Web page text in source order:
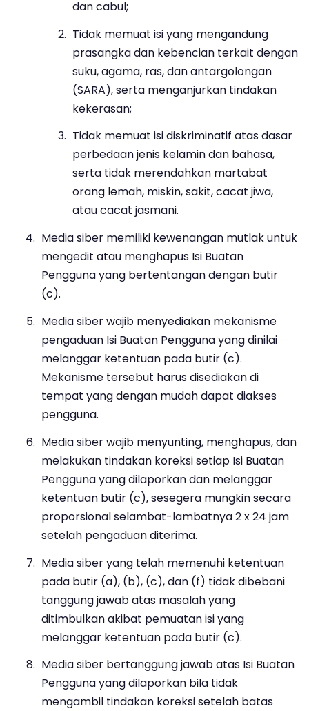
dan cabul;
Tidak memuat isi yang mengandung
prasangka dan kebencian terkait dengan
suku, agama, ras, dan antargolongan
(SARA), serta menganjurkan tindakan
kekerasan;
Tidak memuat isi diskriminatif atas dasar
perbedaan jenis kelamin dan bahasa,
serta tidak merendahkan martabat
orang lemah, miskin, sakit, cacat jiwa,
atau cacat jasmani.
Media siber memiliki kewenangan mutlak untuk
mengedit atau menghapus Isi Buatan
Pengguna yang bertentangan dengan butir
(c).
Media siber wajib menyediakan mekanisme
pengaduan Isi Buatan Pengguna yang dinilai
melanggar ketentuan pada butir (c).
Mekanisme tersebut harus disediakan di
tempat yang dengan mudah dapat diakses
pengguna.
Media siber wajib menyunting, menghapus, dan
melakukan tindakan koreksi setiap Isi Buatan
Pengguna yang dilaporkan dan melanggar
ketentuan butir (c), sesegera mungkin secara
proporsional selambat-lambatnya 2 x 24 jam
setelah pengaduan diterima.
Media siber yang telah memenuhi ketentuan
pada butir (a), (b), (c), dan (f) tidak dibebani
tanggung jawab atas masalah yang
ditimbulkan akibat pemuatan isi yang
melanggar ketentuan pada butir (c).
Media siber bertanggung jawab atas Isi Buatan
Pengguna yang dilaporkan bila tidak
mengambil tindakan koreksi setelah batas